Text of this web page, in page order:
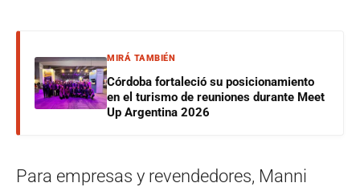
MIRÁ TAMBIÉN
Córdoba fortaleció su posicionamiento
en el turismo de reuniones durante Meet
Up Argentina 2026
Para empresas y revendedores, Manni